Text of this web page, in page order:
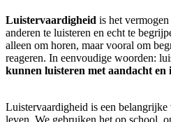
Luistervaardigheid is het
anderen te luisteren en echt te
alleen om horen, maar vooral om
reageren. In eenvoudige woorden:
kunnen luisteren met aandacht en
Luistervaardigheid is een
leven. We gebruiken het op school,